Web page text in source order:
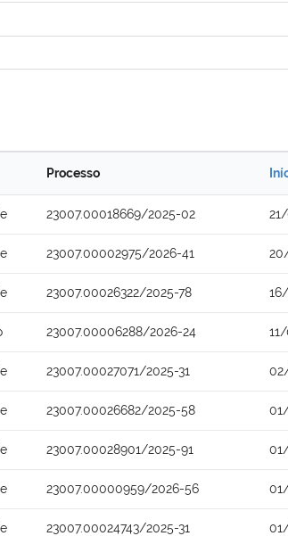
Processo
23007.00018669/2025-02
23007.00002975/2026-41
23007.00026322/2025-78
23007.00006288/2026-24
23007.00027071/2025-31
23007.00026682/2025-58
23007.00028901/2025-91
23007.00000959/2026-56
23007.00024743/2025-31